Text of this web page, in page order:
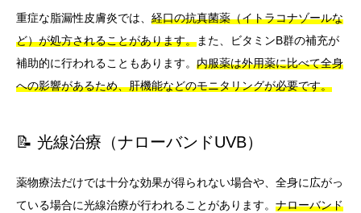
重症な脂漏性皮膚炎では、 経口の抗真菌薬（イトラコナゾールな
ど）が処方されることがあります。また、ビタミンB群の補充が
補助的に行われることもあります。 内服薬は外用薬に比べて全身
への影響があるため、肝機能などのモニタリングが必要です。
📝 光線治療（ナローバンドUVB）
薬物療法だけでは十分な効果が得られない場合や、全身に広がっ
ている場合に光線治療が行われることがあります。 ナローバンド